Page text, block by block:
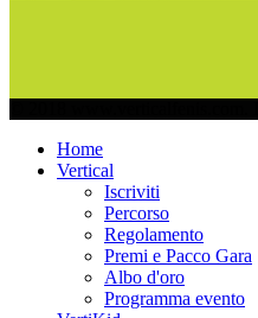
Home
Vertical
Iscriviti
Percorso
Regolamento
Premi e Pacco Gara
Albo d'oro
Programma evento